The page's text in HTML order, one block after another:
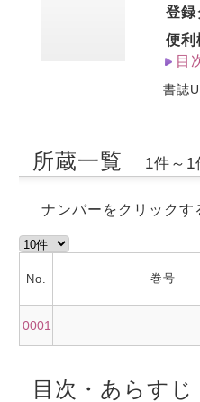
登録
便利
目
書誌
所蔵一覧 1件～1
ナンバーをクリックす
No. 巻号
0001
目次・あらすじ